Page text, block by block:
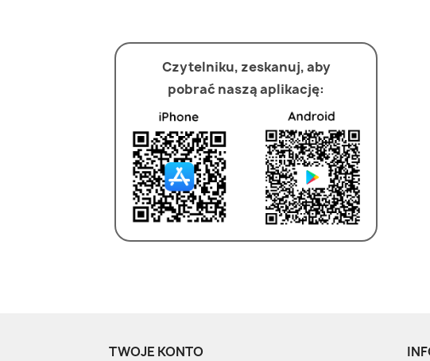
Czytelniku, zeskanuj, aby
pobrać naszą aplikację:
TWOJE KONTO